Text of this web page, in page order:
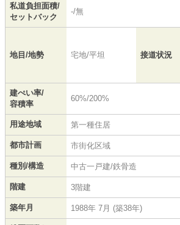
私道負担面積/
セットバック
-/無
地目/地勢 宅地/平坦 接道状況
建ぺい率/
容積率
60%/200%
用途地域 第一種住居
都市計画 市街化区域
種別/構造 中古一戸建/鉄骨造
階建 3階建
築年月 1988年 7月 (築38年)